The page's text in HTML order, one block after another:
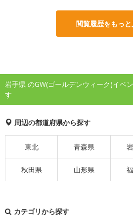
閲覧履歴をもっと
岩手県 のGW(ゴールデンウィーク)イベ
す
周辺の都道府県から探す
東北 青森県
秋田県 山形県
カテゴリから探す